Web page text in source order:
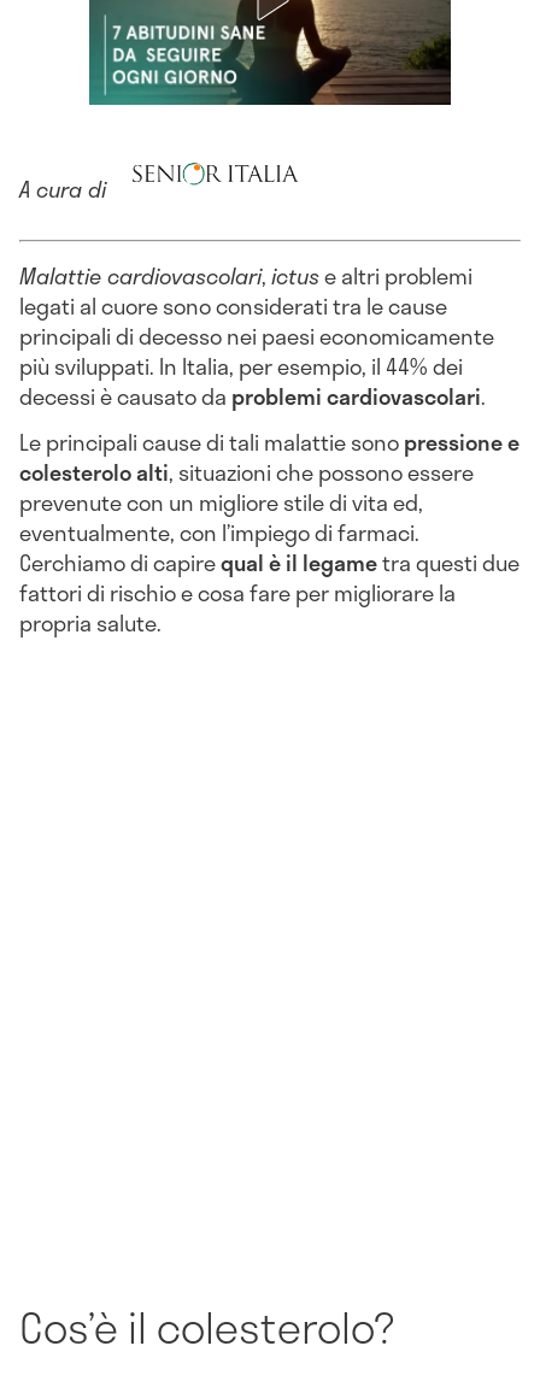
A cura di
Malattie cardiovascolari,ictuse altri problemi
legati al cuore sono considerati tra le cause
principali di decesso nei paesi economicamente
più sviluppati. In Italia, per esempio, il 44% dei
decessi è causato da problemi cardiovascolari.
Le principali cause di tali malattie sonopressione e
colesterolo alti, situazioni che possono essere
prevenute con un migliore stile di vita ed,
eventualmente, con l’impiego di farmaci.
Cerchiamo di capirequal è il legametra questi due
fattori di rischio e cosa fare per migliorare la
propria salute.
Cos’è il colesterolo?